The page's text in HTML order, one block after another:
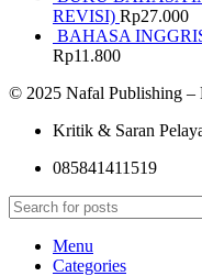
REVISI) Rp27.000
BAHASA
Rp11.800
© 2025 Nafal Publishing –
Kritik & Saran
085841411519
Menu
Categories